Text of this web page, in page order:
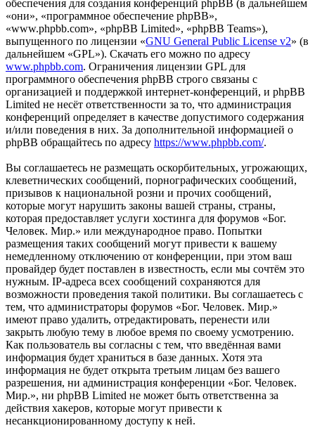
обеспечения для создания конференций phpBB (в дальнейшем
«они», «программное обеспечение phpBB»,
«www.phpbb.com», «phpBB Limited», «phpBB Teams»),
выпущенного по лицензии «GNU General Public License v2» (в
дальнейшем «GPL»). Скачать его можно по адресу
www.phpbb.com. Ограничения лицензии GPL для
программного обеспечения phpBB строго связаны с
организацией и поддержкой интернет-конференций, и phpBB
Limited не несёт ответственности за то, что администрация
конференций определяет в качестве допустимого содержания
и/или поведения в них. За дополнительной информацией о
phpBB обращайтесь по адресу https://www.phpbb.com/.
Вы соглашаетесь не размещать оскорбительных, угрожающих,
клеветнических сообщений, порнографических сообщений,
призывов к национальной розни и прочих сообщений,
которые могут нарушить законы вашей страны, страны,
которая предоставляет услуги хостинга для форумов «Бог.
Человек. Мир.» или международное право. Попытки
размещения таких сообщений могут привести к вашему
немедленному отключению от конференции, при этом ваш
провайдер будет поставлен в известность, если мы сочтём это
нужным. IP-адреса всех сообщений сохраняются для
возможности проведения такой политики. Вы соглашаетесь с
тем, что администраторы форумов «Бог. Человек. Мир.»
имеют право удалить, отредактировать, перенести или
закрыть любую тему в любое время по своему усмотрению.
Как пользователь вы согласны с тем, что введённая вами
информация будет храниться в базе данных. Хотя эта
информация не будет открыта третьим лицам без вашего
разрешения, ни администрация конференции «Бог. Человек.
Мир.», ни phpBB Limited не может быть ответственна за
действия хакеров, которые могут привести к
несанкционированному доступу к ней.